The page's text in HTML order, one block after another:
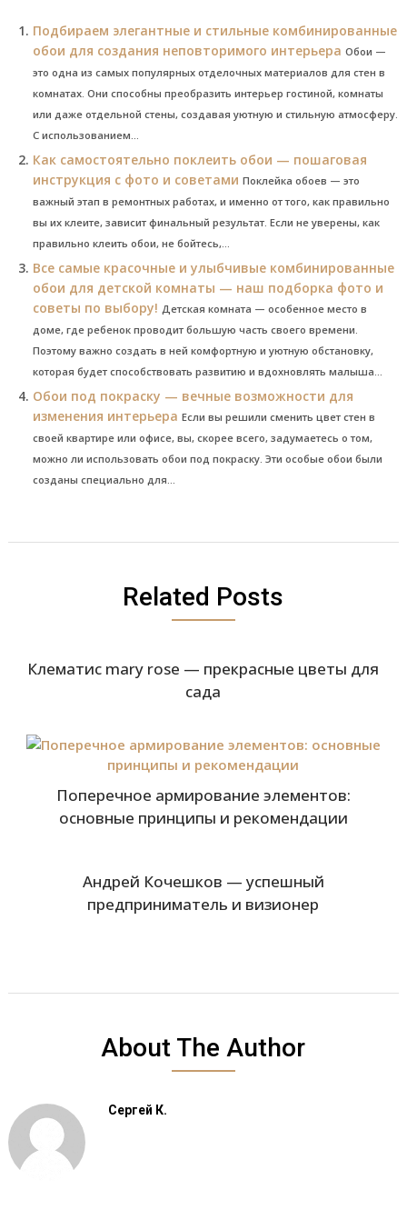
Подбираем элегантные и стильные комбинированные
обои для создания неповторимого интерьера Обои —
это одна из самых популярных отделочных материалов для стен в
комнатах. Они способны преобразить интерьер гостиной, комнаты
или даже отдельной стены, создавая уютную и стильную атмосферу.
С использованием...
Как самостоятельно поклеить обои — пошаговая
инструкция с фото и советами Поклейка обоев — это
важный этап в ремонтных работах, и именно от того, как правильно
вы их клеите, зависит финальный результат. Если не уверены, как
правильно клеить обои, не бойтесь,...
Все самые красочные и улыбчивые комбинированные
обои для детской комнаты — наш подборка фото и
советы по выбору! Детская комната — особенное место в
доме, где ребенок проводит большую часть своего времени.
Поэтому важно создать в ней комфортную и уютную обстановку,
которая будет способствовать развитию и вдохновлять малыша...
Обои под покраску — вечные возможности для
изменения интерьера Если вы решили сменить цвет стен в
своей квартире или офисе, вы, скорее всего, задумаетесь о том,
можно ли использовать обои под покраску. Эти особые обои были
созданы специально для...
Related Posts
Клематис mary rose — прекрасные цветы для
сада
Поперечное армирование элементов:
основные принципы и рекомендации
Андрей Кочешков — успешный
предприниматель и визионер
About The Author
Сергей К.